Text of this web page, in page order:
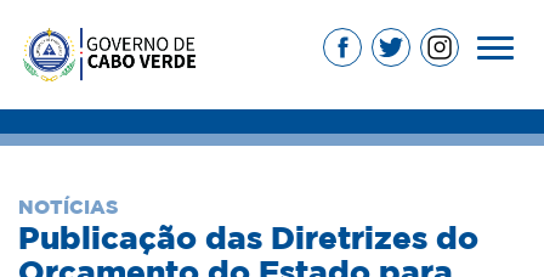
NOTÍCIAS
Publicação das Diretrizes do